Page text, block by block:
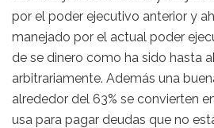
por el poder ejecutivo anterior y
manejado por el actual poder
de se dinero como ha sido hasta
arbitrariamente. Además una
alrededor del 63% se convierten
usa para pagar deudas que no